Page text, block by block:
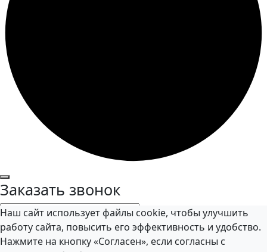
Наш сайт использует файлы cookie, чтобы улучшить
работу сайта, повысить его эффективность и удобство.
Нажмите на кнопку «Согласен», если согласны с
Заказать звонок
Я даю согласие на обработку персональных данных в